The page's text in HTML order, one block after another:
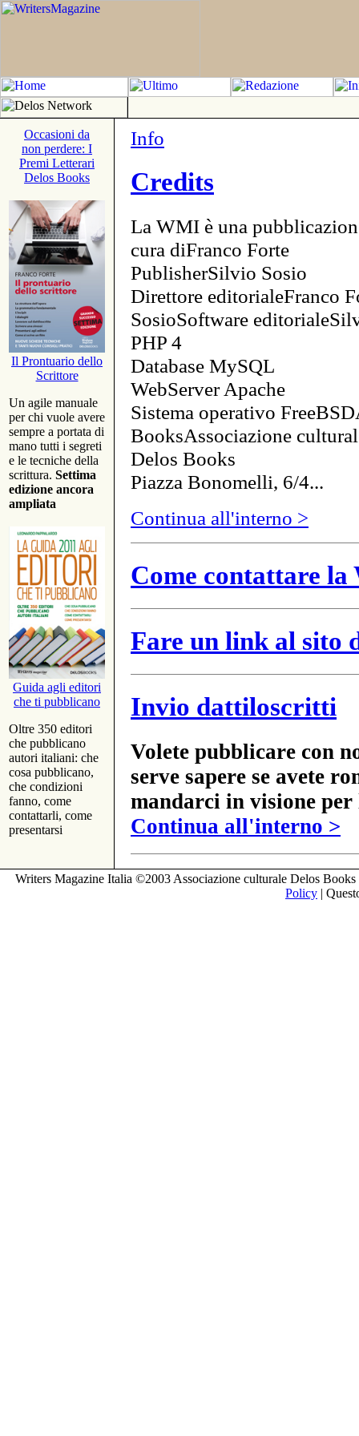
Occasioni da
non perdere: I
Premi Letterari
Delos Books
Il Prontuario dello
Scrittore
Un agile manuale
per chi vuole avere
sempre a portata di
mano tutti i segreti
e le tecniche della
scrittura. Settima
edizione ancora
ampliata
Guida agli editori
che ti pubblicano
Oltre 350 editori
che pubblicano
autori italiani: che
cosa pubblicano,
che condizioni
fanno, come
contattarli, come
presentarsi
Info
Credits
La WMI è una
cura diFranco Forte
PublisherSilvio Sosio
Direttore editorialeFranco
SosioSoftware
PHP 4
Database MySQL
WebServer Apache
Sistema operativo
BooksAssociazione
Delos Books
Piazza Bonomelli, 6/4...
Continua all'interno >
Come contattare
Fare un link al sito
Invio dattiloscritti
Volete pubblicare con
serve sapere se avete
mandarci in visione
Continua all'interno >
Writers Magazine Italia ©2003 Associazione culturale Delos
Policy |